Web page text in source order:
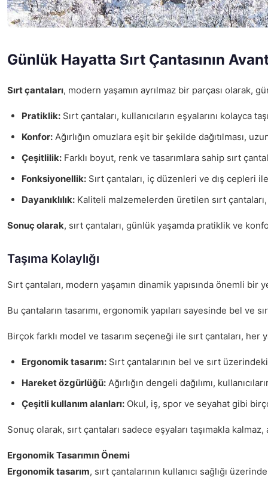
Günlük Hayatta Sırt Çantasının
Sırt çantaları, modern yaşamın ayrılmaz bir parçası olarak,
Pratiklik: Sırt çantaları, kullanıcıların eşyalarını kolayca
Konfor: Ağırlığın omuzlara eşit bir şekilde dağıtılması,
Çeşitlilik: Farklı boyut, renk ve tasarımlara sahip sırt
Fonksiyonellik: Sırt çantaları, iç düzenleri ve dış cepleri
Dayanıklılık: Kaliteli malzemelerden üretilen sırt
Sonuç olarak, sırt çantaları, günlük yaşamda pratiklik ve
Taşıma Kolaylığı
Sırt çantaları, modern yaşamın dinamik yapısında önemli
Bu çantaların tasarımı, ergonomik yapıları sayesinde bel ve
Birçok farklı model ve tasarım seçeneği ile sırt çantaları,
Ergonomik tasarım: Sırt çantalarının bel ve sırt
Hareket özgürlüğü: Ağırlığın dengeli dağılımı,
Çeşitli kullanım alanları: Okul, iş, spor ve seyahat gibi
Sonuç olarak, sırt çantaları sadece eşyaları taşımakla
Ergonomik Tasarımın Önemi
Ergonomik tasarım, sırt çantalarının kullanıcı sağlığı